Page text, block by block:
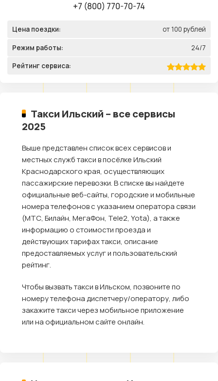
+7 (800) 770-70-74
Цена поездки: от 100 рублей
Режим работы: 24/7
Рейтинг сервиса:
Такси Ильский – все сервисы
2025
Выше представлен список всех сервисов и
местных служб такси в посёлке Ильский
Краснодарского края, осуществляющих
пассажирские перевозки. В списке вы найдете
официальные веб-сайты, городские и мобильные
номера телефонов с указанием оператора связи
(МТС, Билайн, МегаФон, Tele2, Yota), а также
информацию о стоимости проезда и
действующих тарифах такси, описание
предоставляемых услуг и пользовательский
рейтинг.
Чтобы вызвать такси в Ильском, позвоните по
номеру телефона диспетчеру/оператору, либо
закажите такси через мобильное приложение
или на официальном сайте онлайн.